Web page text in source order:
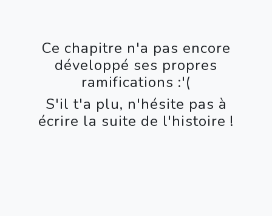
Ce chapitre n'a pas encore
développé ses propres
ramifications :'(
S'il t'a plu, n'hésite pas à
écrire la suite de l'histoire !